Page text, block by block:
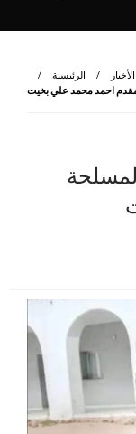
الرئيسية
الأخبار
احمد محمد علي بخيت